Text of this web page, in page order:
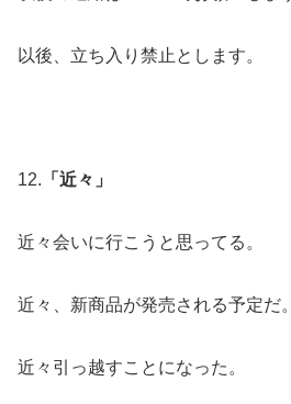
以後、立ち入り禁止とします。
12. 「近々」
近々会いに行こうと思ってる。
近々、新商品が発売される予定だ。
近々引っ越すことになった。